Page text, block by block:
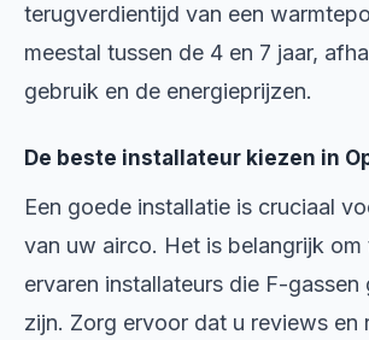
terugverdientijd van een
meestal tussen de 4 en 7 jaar,
gebruik en de energieprijzen.
De beste installateur kiezen in
Een goede installatie is cruciaal
van uw airco. Het is belangrijk
ervaren installateurs die F-
zijn. Zorg ervoor dat u reviews en